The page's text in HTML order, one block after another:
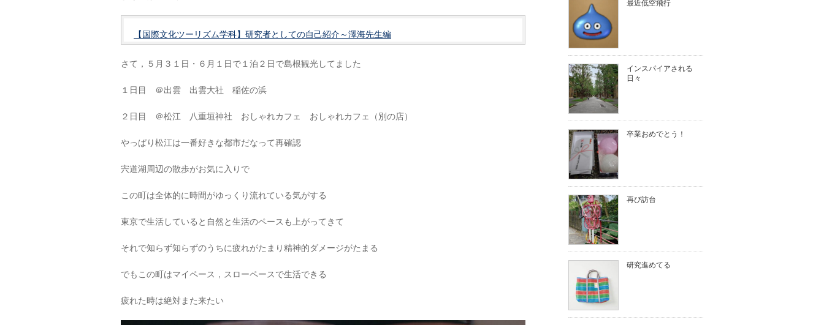
【国際文化ツーリズム学科】研究者としての自己紹介～澤海先生編
さて，５月３１日・６月１日で１泊２日で島根観光してました
１日目 ＠出雲 出雲大社 稲佐の浜
２日目 ＠松江 八重垣神社 おしゃれカフェ おしゃれカフェ（別の店）
やっぱり松江は一番好きな都市だなって再確認
宍道湖周辺の散歩がお気に入りで
この町は全体的に時間がゆっくり流れている気がする
東京で生活していると自然と生活のペースも上がってきて
それで知らず知らずのうちに疲れがたまり精神的ダメージがたまる
でもこの町はマイペース，スローペースで生活できる
疲れた時は絶対また来たい
最近低空飛行
インスパイアされる
日々
卒業おめでとう！
再び訪台
研究進めてる